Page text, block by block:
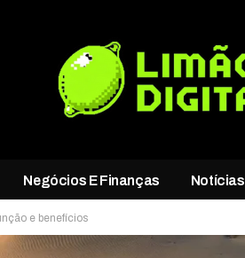
Negócios E Finanças Notícias
e benefícios